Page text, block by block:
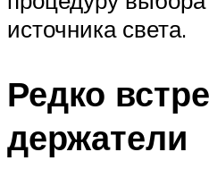
источника света.
Редко
держатели